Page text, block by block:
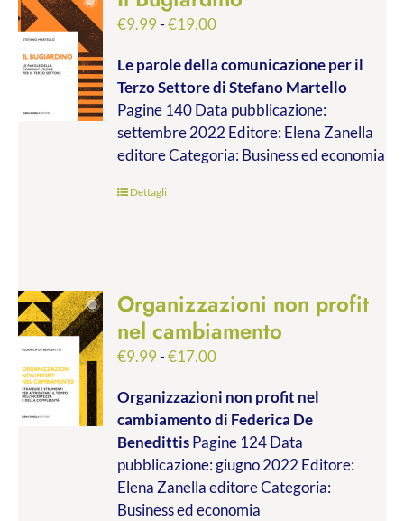
€9.99-€19.00Fascia
prezzo:
da
€9.99
a
€19.00
Le parole della comunicazione per il
Terzo Settoredi Stefano Martello
Pagine 140 Data pubblicazione:
settembre 2022 Editore: Elena Zanella
editore Categoria: Business ed economia
Dettagli
Organizzazioni non profit
nel cambiamento
€9.99-€17.00Fascia
prezzo:
da
€9.99
a
€17.00
Organizzazioni non profit nel
cambiamentodi Federica De
BenedittisPagine 124 Data
pubblicazione: giugno 2022 Editore:
Elena Zanella editore Categoria:
Business ed economia